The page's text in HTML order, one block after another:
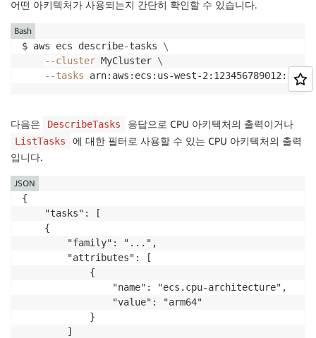
어떤 아키텍처가 사용되는지 간단히 확인할 수 있습니다.
$ aws ecs describe-tasks \
--cluster MyCluster \
--tasks arn:aws:ecs:us-west-2:123456789012:task/
Bash
다음은 DescribeTasks 응답으로 CPU 아키텍처의 출력이거나
ListTasks
에 대한 필터로 사용할 수 있는 CPU 아키텍처의 출력
입니다.
{
    "tasks": [
    {
        "family": "...",
        "attributes": [
            {
                "name": "ecs.cpu-architecture",
                "value": "arm64"
            }
        ]
JSON